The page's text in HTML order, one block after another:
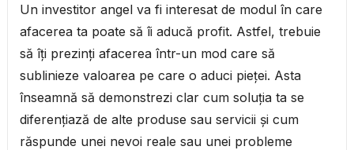
Un investitor angel va fi interesat de modul în care
afacerea ta poate să îi aducă profit. Astfel, trebuie
să îți prezinți afacerea într-un mod care să
sublinieze valoarea pe care o aduci pieței. Asta
înseamnă să demonstrezi clar cum soluția ta se
diferențiază de alte produse sau servicii și cum
răspunde unei nevoi reale sau unei probleme